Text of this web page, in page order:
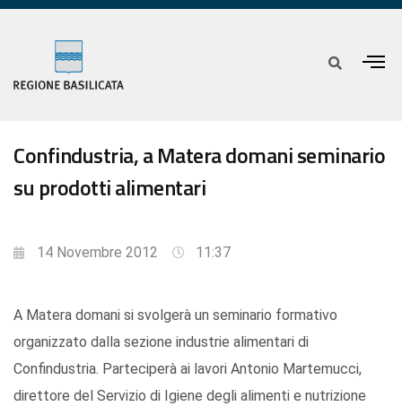
Confindustria, a Matera domani seminario
su prodotti alimentari
14 Novembre 2012 11:37
A Matera domani si svolgerà un seminario formativo
organizzato dalla sezione industrie alimentari di
Confindustria. Parteciperà ai lavori Antonio Martemucci,
direttore del Servizio di Igiene degli alimenti e nutrizione